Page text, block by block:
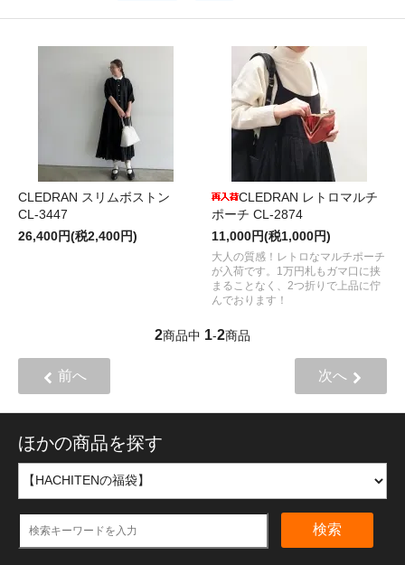
CLEDRAN スリムボストン
CL-3447
26,400円(税2,400円)
CLEDRAN レトロマルチ
ポーチ CL-2874
11,000円(税1,000円)
大人の質感！レトロなマルチポーチ
が入荷です。1万円札もガマ口に挟
まることなく、2つ折りで上品に佇
んでおります！
2商品中 1-2商品
前へ 次へ
ほかの商品を探す
検索